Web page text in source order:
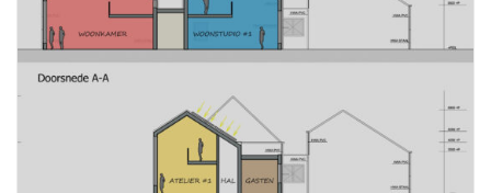
THALLIA GROEP
Emmasingel 50
6001 BD Weert